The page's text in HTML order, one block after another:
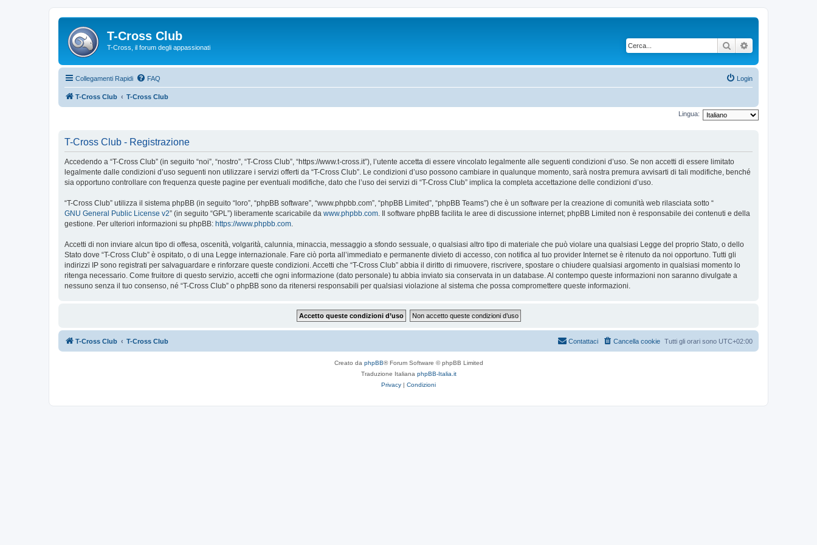
T-Cross Club
T-Cross, il forum degli appassionati Cerca
Collegamenti Rapidi FAQ Login
T-Cross Club T-Cross Club
Lingua:
T-Cross Club - Registrazione
Accedendo a “T-Cross Club” (in seguito “noi”, “nostro”, “T-Cross Club”, “https://www.t-cross.it”), l’utente accetta di essere vincolato legalmente alle seguenti condizioni d’uso. Se non accetti di essere limitato
legalmente dalle condizioni d’uso seguenti non utilizzare i servizi offerti da “T-Cross Club”. Le condizioni d’uso possono cambiare in qualunque momento, sarà nostra premura avvisarti di tali modifiche, benché
sia opportuno controllare con frequenza queste pagine per eventuali modifiche, dato che l’uso dei servizi di “T-Cross Club” implica la completa accettazione delle condizioni d’uso.
“T-Cross Club” utilizza il sistema phpBB (in seguito “loro”, “phpBB software”, “www.phpbb.com”, “phpBB Limited”, “phpBB Teams”) che è un software per la creazione di comunità web rilasciata sotto “
GNU General Public License v2” (in seguito “GPL”) liberamente scaricabile da www.phpbb.com. Il software phpBB facilita le aree di discussione internet; phpBB Limited non è responsabile dei contenuti e della
gestione. Per ulteriori informazioni su phpBB: https://www.phpbb.com.
Accetti di non inviare alcun tipo di offesa, oscenità, volgarità, calunnia, minaccia, messaggio a sfondo sessuale, o qualsiasi altro tipo di materiale che può violare una qualsiasi Legge del proprio Stato, o dello
Stato dove “T-Cross Club” è ospitato, o di una Legge internazionale. Fare ciò porta all’immediato e permanente divieto di accesso, con notifica al tuo provider Internet se è ritenuto da noi opportuno. Tutti gli
indirizzi IP sono registrati per salvaguardare e rinforzare queste condizioni. Accetti che “T-Cross Club” abbia il diritto di rimuovere, riscrivere, spostare o chiudere qualsiasi argomento in qualsiasi momento lo
ritenga necessario. Come fruitore di questo servizio, accetti che ogni informazione (dato personale) tu abbia inviato sia conservata in un database. Al contempo queste informazioni non saranno divulgate a
nessuno senza il tuo consenso, né “T-Cross Club” o phpBB sono da ritenersi responsabili per qualsiasi violazione al sistema che possa compromettere queste informazioni.
T-Cross Club T-Cross Club Tutti gli orari sono UTC+02:00
Cancella cookie
Contattaci
Creato da phpBB® Forum Software © phpBB Limited
Traduzione Italiana phpBB-Italia.it
Privacy | Condizioni